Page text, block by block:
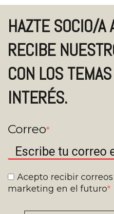
HAZTE SOCIO/A
RECIBE
CON LOS
INTERÉS.
Correo*
Acepto recibir
marketing en el futuro*